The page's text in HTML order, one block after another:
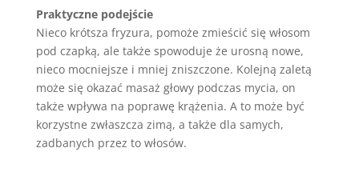
Praktyczne podejście
Nieco krótsza fryzura, pomoże zmieścić się włosom
pod czapką, ale także spowoduje że urosną nowe,
nieco mocniejsze i mniej zniszczone. Kolejną zaletą
może się okazać masaż głowy podczas mycia, on
także wpływa na poprawę krążenia. A to może być
korzystne zwłaszcza zimą, a także dla samych,
zadbanych przez to włosów.